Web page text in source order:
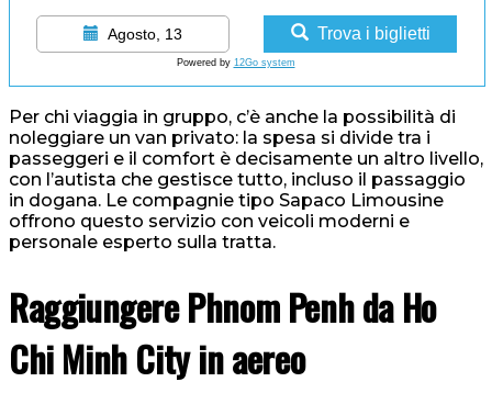
Agosto, 13 Trova i biglietti
Powered by 12Go system
Per chi viaggia in gruppo, c’è anche la possibilità di
noleggiare un van privato: la spesa si divide tra i
passeggeri e il comfort è decisamente un altro livello,
con l’autista che gestisce tutto, incluso il passaggio
in dogana. Le compagnie tipo Sapaco Limousine
offrono questo servizio con veicoli moderni e
personale esperto sulla tratta.
Raggiungere Phnom Penh da Ho
Chi Minh City in aereo